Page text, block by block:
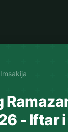
- Iftar